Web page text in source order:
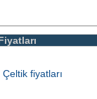
fiyatları